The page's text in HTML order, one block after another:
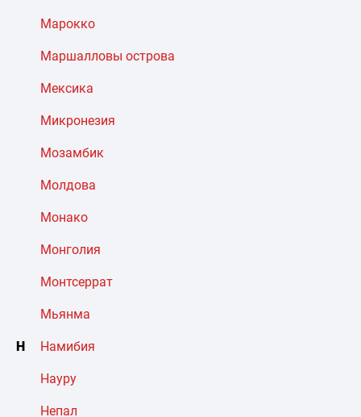
Марокко
Маршалловы острова
Мексика
Микронезия
Мозамбик
Молдова
Монако
Монголия
Монтсеррат
Мьянма
Н Намибия
Науру
Непал